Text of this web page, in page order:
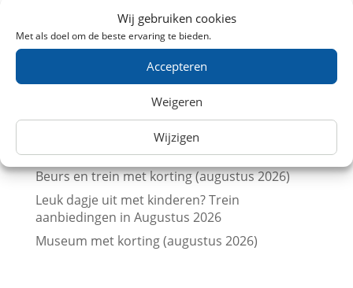
Wij gebruiken cookies
Met als doel om de beste ervaring te bieden.
Accepteren
Weigeren
Wijzigen
Trein naar de Brabantsedag in Heeze met
korting
Vergelijk treinkaartjes naar Londen met
Vergelijk treinkaartjes naar Parijs met
Treinkaartjes bij NS International met korting
(augustus 2026)
Beurs en trein met korting (augustus 2026)
Leuk dagje uit met kinderen? Trein
aanbiedingen in Augustus 2026
Museum met korting (augustus 2026)